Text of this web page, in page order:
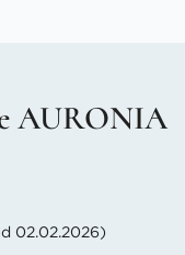
AURONIA
02.02.2026)